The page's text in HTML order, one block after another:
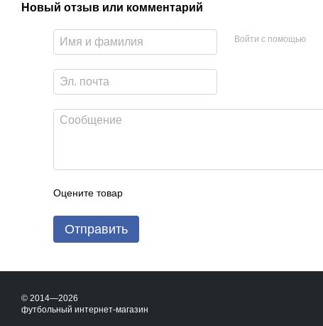
Новый отзыв или комментарий
Войти с помощью
Оцените товар
Отправить
© 2014—2026
футбольный интернет-магазин